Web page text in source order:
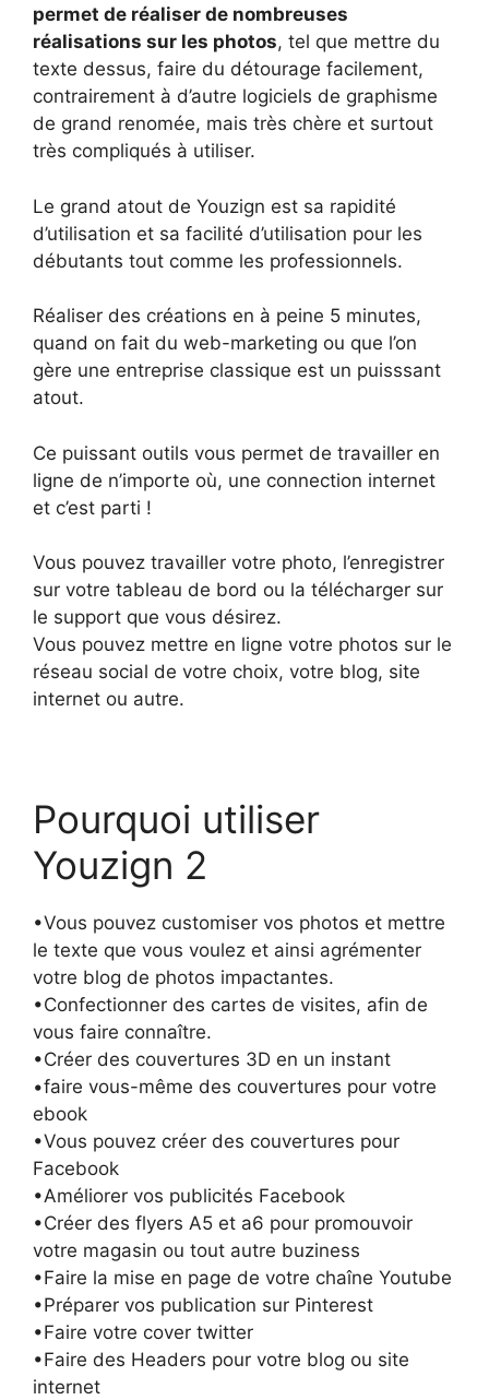
permet de réaliser de nombreuses
réalisations sur les photos, tel que mettre du
texte dessus, faire du détourage facilement,
contrairement à d’autre logiciels de graphisme
de grand renomée, mais très chère et surtout
très compliqués à utiliser.
Le grand atout de Youzign est sa rapidité
d’utilisation et sa facilité d’utilisation pour les
débutants tout comme les professionnels.
Réaliser des créations en à peine 5 minutes,
quand on fait du web-marketing ou que l’on
gère une entreprise classique est un puisssant
atout.
Ce puissant outils vous permet de travailler en
ligne de n’importe où, une connection internet
et c’est parti !
Vous pouvez travailler votre photo, l’enregistrer
sur votre tableau de bord ou la télécharger sur
le support que vous désirez.
Vous pouvez mettre en ligne votre photos sur le
réseau social de votre choix, votre blog, site
internet ou autre.
Pourquoi utiliser
Youzign 2
•Vous pouvez customiser vos photos et mettre
le texte que vous voulez et ainsi agrémenter
votre blog de photos impactantes.
•Confectionner des cartes de visites, afin de
vous faire connaître.
•Créer des couvertures 3D en un instant
•faire vous-même des couvertures pour votre
ebook
•Vous pouvez créer des couvertures pour
Facebook
•Améliorer vos publicités Facebook
•Créer des flyers A5 et a6 pour promouvoir
votre magasin ou tout autre buziness
•Faire la mise en page de votre chaîne Youtube
•Préparer vos publication sur Pinterest
•Faire votre cover twitter
•Faire des Headers pour votre blog ou site
internet